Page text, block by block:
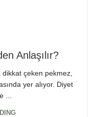
Anlaşılır?
dikkat çeken pekmez,
yer alıyor. Diyet
...